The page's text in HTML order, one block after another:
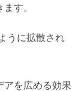
す。
うに拡散され
アを広める効果